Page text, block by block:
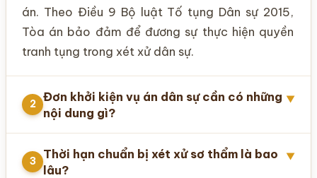
án. Theo Điều 9 Bộ luật Tố tụng Dân sự 2015,
Tòa án bảo đảm để đương sự thực hiện quyền
tranh tụng trong xét xử dân sự.
2
Đơn khởi kiện vụ án dân sự cần có những
nội dung gì?
▼
3
Thời hạn chuẩn bị xét xử sơ thẩm là bao
lâu?
▼